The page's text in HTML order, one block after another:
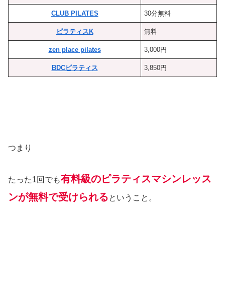
CLUB PILATES 30分無料
ピラティスK 無料
zen place pilates 3,000円
BDCピラティス 3,850円
つまり
たった1回でも有料級のピラティスマシンレッス
ンが無料で受けられるということ。